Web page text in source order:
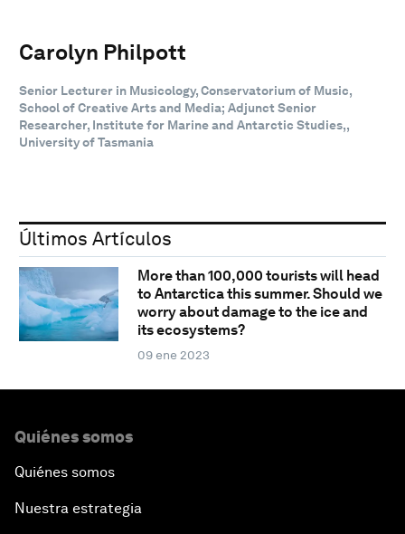
Carolyn Philpott
Senior Lecturer in Musicology, Conservatorium of Music,
School of Creative Arts and Media; Adjunct Senior
Researcher, Institute for Marine and Antarctic Studies,,
University of Tasmania
Últimos Artículos
More than 100,000 tourists will head
to Antarctica this summer. Should we
worry about damage to the ice and
its ecosystems?
09 ene 2023
Quiénes somos
Quiénes somos
Nuestra estrategia